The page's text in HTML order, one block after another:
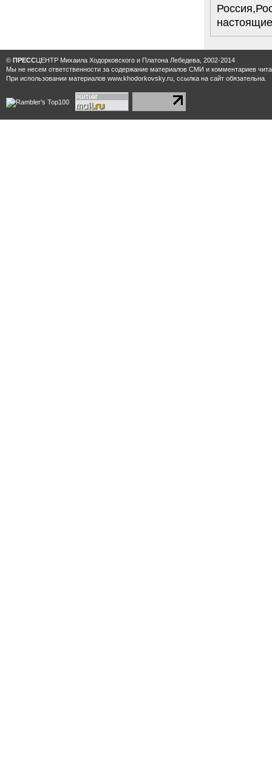
© ПРЕССЦЕНТР Михаила Ходорковского и Платона Лебедева, 2002-2014
Мы не несем ответственности за содержание материалов CМИ и комментариев
При использовании материалов www.khodorkovsky.ru, ссылка на сайт обязательна.